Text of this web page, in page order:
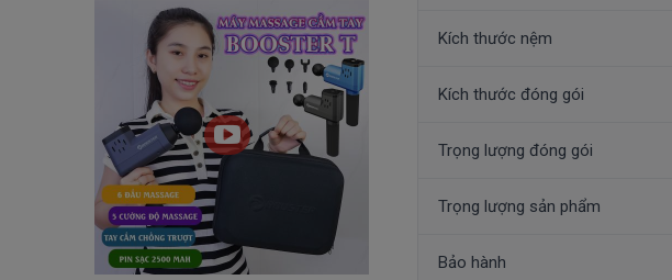
Kích thước nệm
Kích thước đóng gói
Trọng lượng đóng gói
Trọng lượng sản phẩm
Bảo hành